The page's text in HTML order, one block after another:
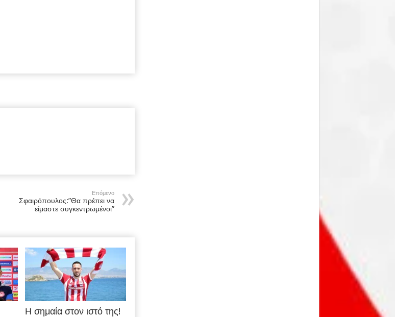
Επόμενο
Σφαιρόπουλος:”Θα πρέπει να
είμαστε συγκεντρωμένοι”
Η σημαία στον ιστό της!